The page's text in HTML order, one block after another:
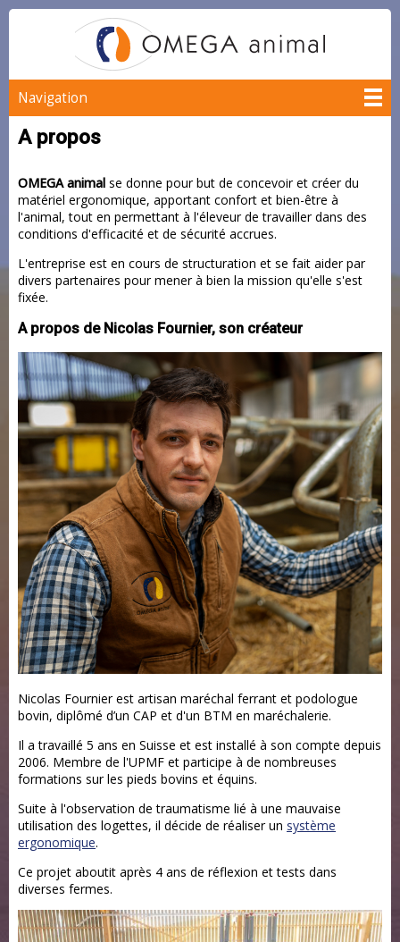
Navigation
A propos
OMEGA animal se donne pour but de concevoir et créer du
matériel ergonomique, apportant confort et bien-être à
l'animal, tout en permettant à l'éleveur de travailler dans des
conditions d'efficacité et de sécurité accrues.
L'entreprise est en cours de structuration et se fait aider par
divers partenaires pour mener à bien la mission qu'elle s'est
fixée.
A propos de Nicolas Fournier, son créateur
Nicolas Fournier est artisan maréchal ferrant et podologue
bovin, diplômé d’un CAP et d'un BTM en maréchalerie.
Il a travaillé 5 ans en Suisse et est installé à son compte depuis
2006. Membre de l'UPMF et participe à de nombreuses
formations sur les pieds bovins et équins.
Suite à l'observation de traumatisme lié à une mauvaise
utilisation des logettes, il décide de réaliser un système
ergonomique.
Ce projet aboutit après 4 ans de réflexion et tests dans
diverses fermes.